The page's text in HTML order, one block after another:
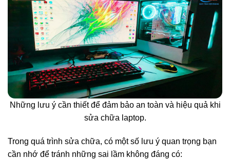
Những lưu ý cần thiết để đảm bảo an toàn và hiệu quả khi
sửa chữa laptop.
Trong quá trình sửa chữa, có một số lưu ý quan trọng bạn
cần nhớ để tránh những sai lầm không đáng có: